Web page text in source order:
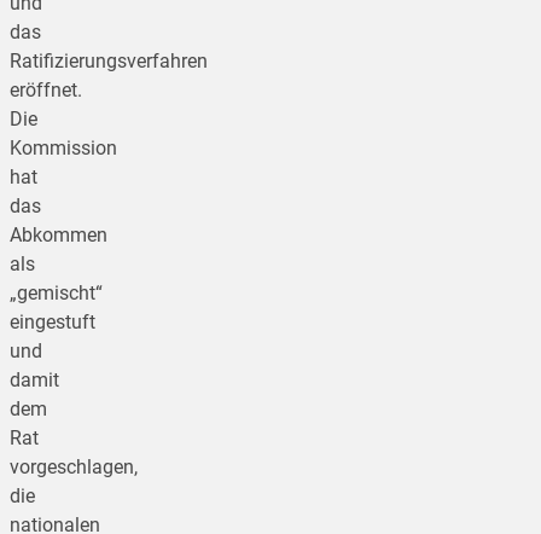
das
Ratifizierungsverfahren
eröffnet.
Die
Kommission
hat
das
Abkommen
als
„gemischt“
eingestuft
und
damit
dem
Rat
vorgeschlagen,
die
nationalen